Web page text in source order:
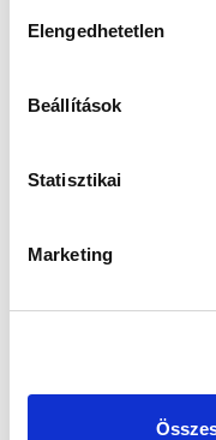
kiválasztása
Elengedhetetlen
Beállítások
Statisztikai
Marketing
KÉPGALÉRIA:
HONVÉD 1-1
2024-01-25 09:20:40